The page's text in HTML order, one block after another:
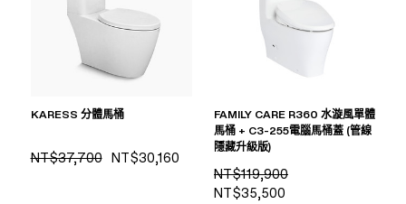
KARESS 分體馬桶
NT$37,700 NT$30,160
FAMILY CARE R360 水漩風單體
馬桶 + C3-255電腦馬桶蓋 (管線
隱藏升級版)
NT$119,900
NT$35,500